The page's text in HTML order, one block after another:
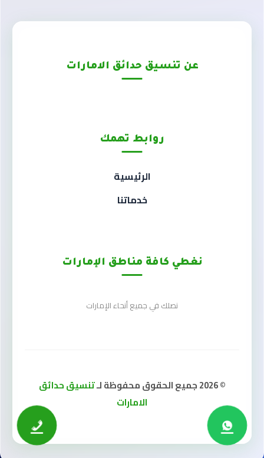
عن تنسيق حدائق الامارات
روابط تهمك
الرئيسية
خدماتنا
نغطي كافة مناطق الإمارات
نصلك في جميع أنحاء الإمارات
© 2026 جميع الحقوق محفوظة لـ
تنسيق حدائق
الامارات